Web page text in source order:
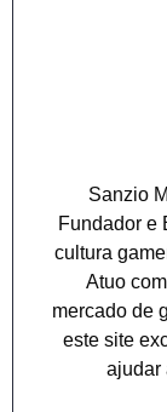
Sanzio
Fundador e
cultura
Atuo
mercado de
este site
ajudar